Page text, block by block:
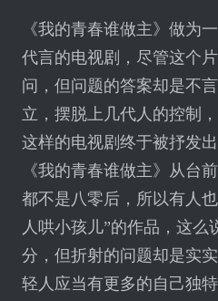
《我的青春谁做主》做为
代言的电视剧，尽管这个
问，但问题的答案却是不
立，摆脱上几代人的控制
这样的电视剧终于被抒发
《我的青春谁做主》从台
都不是八零后，所以有人
人哄小孩儿”的作品，这么
分，但折射的问题却是实
轻人应当有更多的自己独